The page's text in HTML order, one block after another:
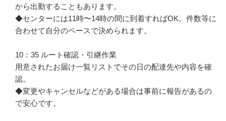
から出勤することもあります。
◆センターには11時〜14時の間に到着すればOK。件数等に
合わせて自分のペースで決められます。
10：35 ルート確認・引継作業
用意されたお届け一覧リストでその日の配達先や内容を確
認。
◆変更やキャンセルなどがある場合は事前に報告があるの
で安心です。